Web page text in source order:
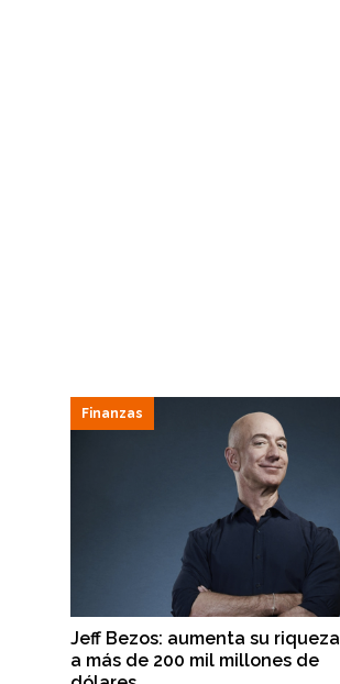
Finanzas
Jeff Bezos: aumenta su riqueza
a más de 200 mil millones de